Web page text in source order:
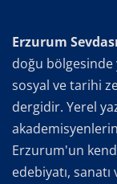
Erzurum
doğu
sosyal ve tarihi
dergidir. Yerel
Erzurum'un
edebiyatı,